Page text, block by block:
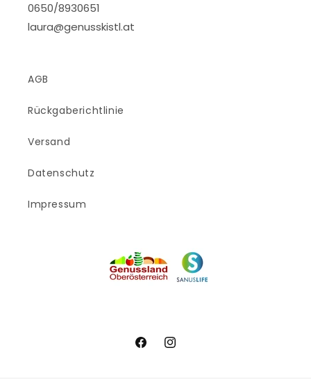
0650/8930651
laura@genusskistl.at
AGB
Rückgaberichtlinie
Versand
Datenschutz
Impressum
FacebookInstagram